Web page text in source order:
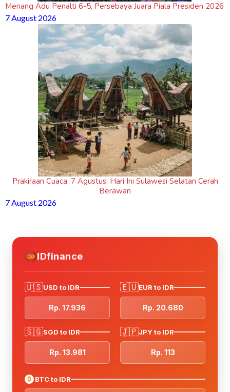
Menang Adu Penalti 6-5, Persebaya Juara Piala Presiden 2026
7 August 2026
Prakiraan Cuaca, 7 Agustus: Hari Ini Sulawesi Selatan Cerah
Berawan
7 August 2026
IDfinance
🇺🇸USD to IDR
Rp. 17.936
🇪🇺EUR to IDR
Rp. 20.680
🇸🇬SGD to IDR
Rp. 13.981
🇯🇵JPY to IDR
Rp. 113
₿ BTC to IDR